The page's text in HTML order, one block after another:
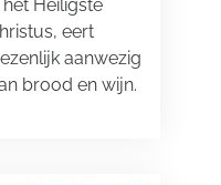
Heiligste
eert
aanwezig
brood en wijn.